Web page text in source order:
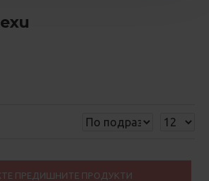
ПРЕДИШНИТЕ ПРОДУКТИ